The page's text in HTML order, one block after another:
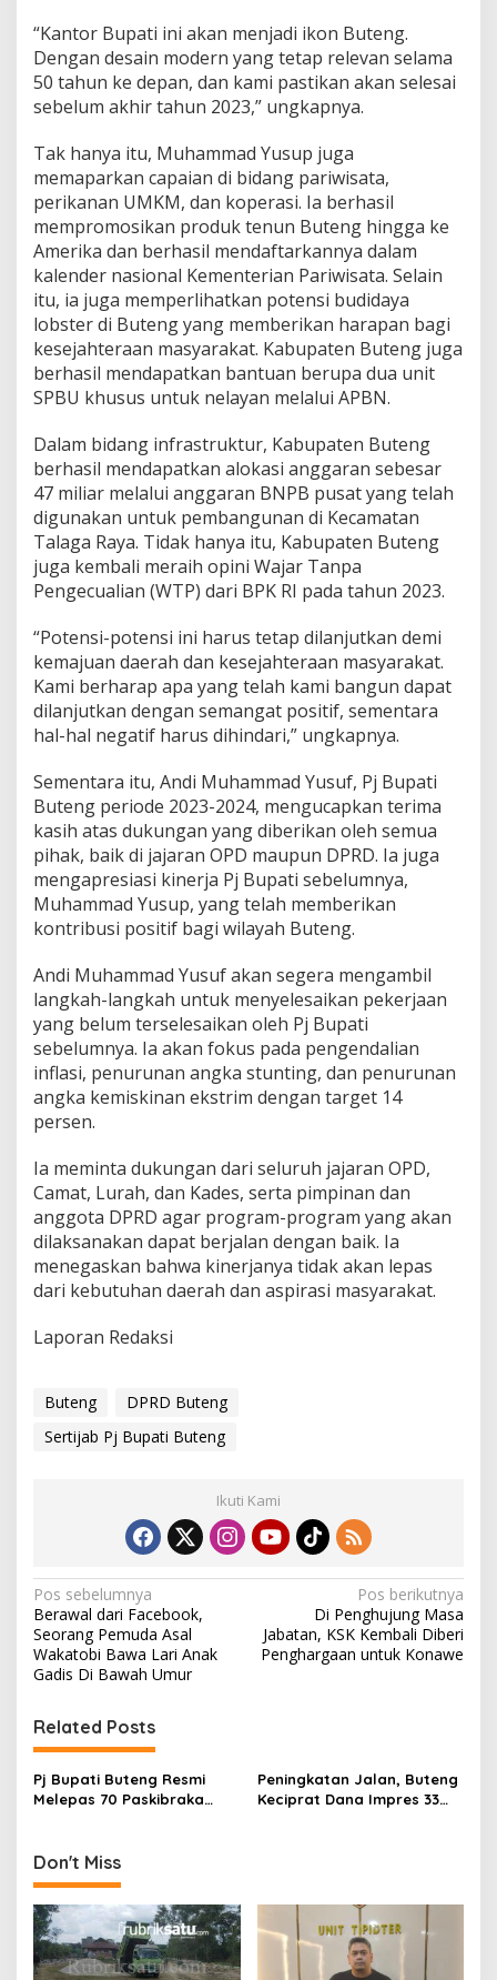
“Kantor Bupati ini akan menjadi ikon Buteng.
Dengan desain modern yang tetap relevan selama
50 tahun ke depan, dan kami pastikan akan selesai
sebelum akhir tahun 2023,” ungkapnya.
Tak hanya itu, Muhammad Yusup juga
memaparkan capaian di bidang pariwisata,
perikanan UMKM, dan koperasi. Ia berhasil
mempromosikan produk tenun Buteng hingga ke
Amerika dan berhasil mendaftarkannya dalam
kalender nasional Kementerian Pariwisata. Selain
itu, ia juga memperlihatkan potensi budidaya
lobster di Buteng yang memberikan harapan bagi
kesejahteraan masyarakat. Kabupaten Buteng juga
berhasil mendapatkan bantuan berupa dua unit
SPBU khusus untuk nelayan melalui APBN.
Dalam bidang infrastruktur, Kabupaten Buteng
berhasil mendapatkan alokasi anggaran sebesar
47 miliar melalui anggaran BNPB pusat yang telah
digunakan untuk pembangunan di Kecamatan
Talaga Raya. Tidak hanya itu, Kabupaten Buteng
juga kembali meraih opini Wajar Tanpa
Pengecualian (WTP) dari BPK RI pada tahun 2023.
“Potensi-potensi ini harus tetap dilanjutkan demi
kemajuan daerah dan kesejahteraan masyarakat.
Kami berharap apa yang telah kami bangun dapat
dilanjutkan dengan semangat positif, sementara
hal-hal negatif harus dihindari,” ungkapnya.
Sementara itu, Andi Muhammad Yusuf, Pj Bupati
Buteng periode 2023-2024, mengucapkan terima
kasih atas dukungan yang diberikan oleh semua
pihak, baik di jajaran OPD maupun DPRD. Ia juga
mengapresiasi kinerja Pj Bupati sebelumnya,
Muhammad Yusup, yang telah memberikan
kontribusi positif bagi wilayah Buteng.
Andi Muhammad Yusuf akan segera mengambil
langkah-langkah untuk menyelesaikan pekerjaan
yang belum terselesaikan oleh Pj Bupati
sebelumnya. Ia akan fokus pada pengendalian
inflasi, penurunan angka stunting, dan penurunan
angka kemiskinan ekstrim dengan target 14
persen.
Ia meminta dukungan dari seluruh jajaran OPD,
Camat, Lurah, dan Kades, serta pimpinan dan
anggota DPRD agar program-program yang akan
dilaksanakan dapat berjalan dengan baik. Ia
menegaskan bahwa kinerjanya tidak akan lepas
dari kebutuhan daerah dan aspirasi masyarakat.
Laporan Redaksi
Buteng
DPRD Buteng
Sertijab Pj Bupati Buteng
Ikuti Kami
N
a
v
i
g
a
s
i
p
o
s
Pos sebelumnya
Berawal dari Facebook,
Seorang Pemuda Asal
Wakatobi Bawa Lari Anak
Gadis Di Bawah Umur
Pos berikutnya
Di Penghujung Masa
Jabatan, KSK Kembali Diberi
Penghargaan untuk Konawe
Related Posts
Pj Bupati Buteng Resmi
Melepas 70 Paskibraka
Peningkatan Jalan, Buteng
Keciprat Dana Impres 33
Don't Miss